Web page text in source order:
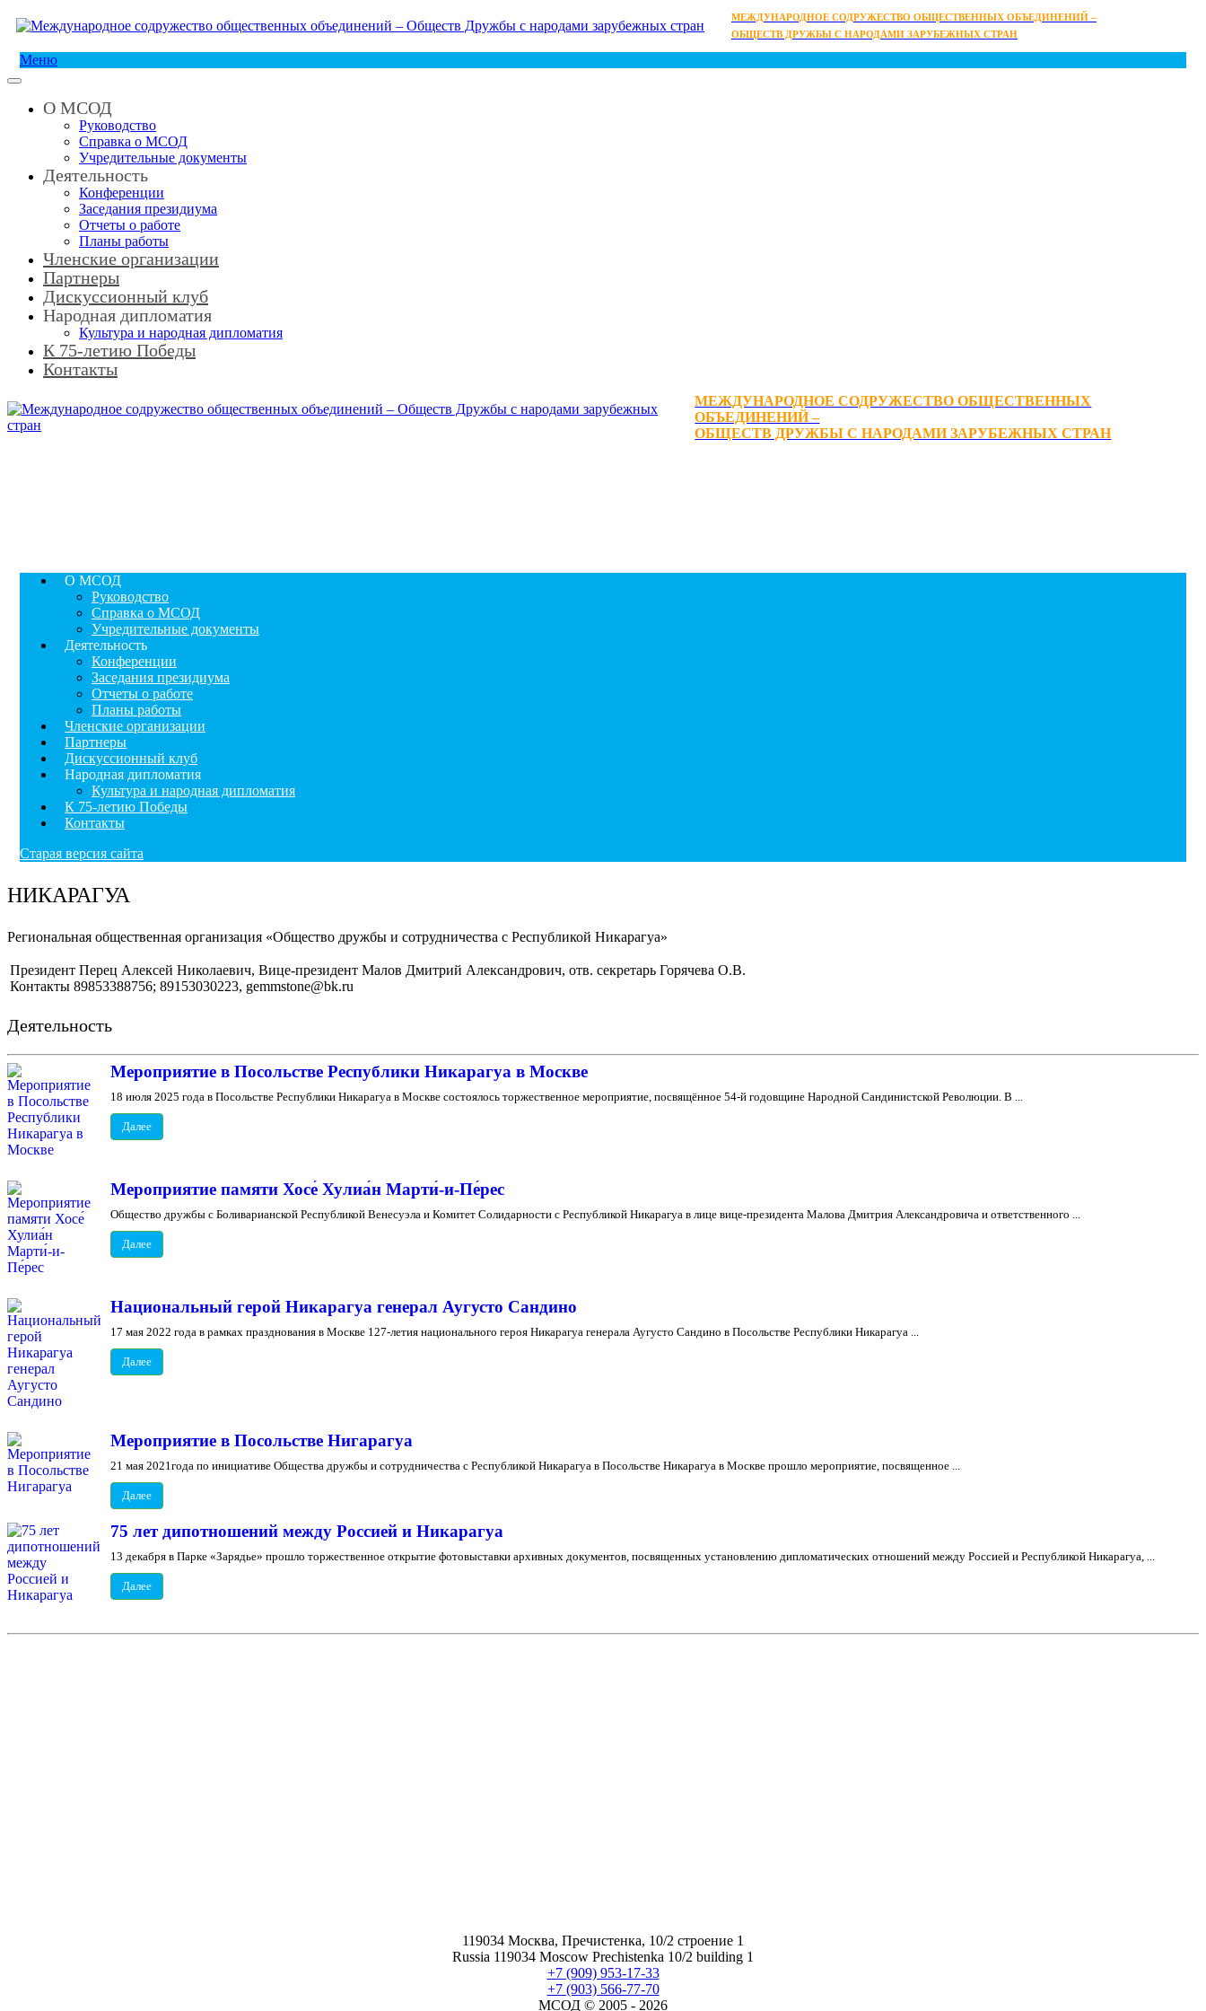
МЕЖДУНАРОДНОЕ СОДРУЖЕСТВО ОБЩЕСТВЕННЫХ ОБЪЕДИНЕНИЙ –
ОБЩЕСТВ ДРУЖБЫ С НАРОДАМИ ЗАРУБЕЖНЫХ СТРАН
Меню
О МСОД
Руководство
Справка о МСОД
Учредительные документы
Деятельность
Конференции
Заседания президиума
Отчеты о работе
Планы работы
Членские организации
Партнеры
Дискуссионный клуб
Народная дипломатия
Культура и народная дипломатия
К 75-летию Победы
Контакты
МЕЖДУНАРОДНОЕ СОДРУЖЕСТВО ОБЩЕСТВЕННЫХ
ОБЪЕДИНЕНИЙ –
ОБЩЕСТВ ДРУЖБЫ С НАРОДАМИ ЗАРУБЕЖНЫХ СТРАН
О МСОД
Руководство
Справка о МСОД
Учредительные документы
Деятельность
Конференции
Заседания президиума
Отчеты о работе
Планы работы
Членские организации
Партнеры
Дискуссионный клуб
Народная дипломатия
Культура и народная дипломатия
К 75-летию Победы
Контакты
Старая версия сайта
НИКАРАГУА
Региональная общественная организация «Общество дружбы и сотрудничества с Республикой Никарагуа»
Президент Перец Алексей Николаевич, Вице-президент Малов Дмитрий Александрович, отв. секретарь Горячева О.В.
Контакты 89853388756; 89153030223, gemmstone@bk.ru
Деятельность
Мероприятие в Посольстве Республики Никарагуа в Москве
18 июля 2025 года в Посольстве Республики Никарагуа в Москве состоялось торжественное мероприятие, посвящённое 54-й годовщине Народной Сандинистской Революции. В ...
Далее
Мероприятие памяти Хосе́ Хулиа́н Марти́-и-Пе́рес
Общество дружбы с Боливарианской Республикой Венесуэла и Комитет Солидарности с Республикой Никарагуа в лице вице-президента Малова Дмитрия Александровича и ответственного ...
Далее
Национальный герой Никарагуа генерал Аугусто Сандино
17 мая 2022 года в рамках празднования в Москве 127-летия национального героя Никарагуа генерала Аугусто Сандино в Посольстве Республики Никарагуа ...
Далее
Мероприятие в Посольстве Нигарагуа
21 мая 2021года по инициативе Общества дружбы и сотрудничества с Республикой Никарагуа в Посольстве Никарагуа в Москве прошло мероприятие, посвященное ...
Далее
75 лет дипотношений между Россией и Никарагуа
13 декабря в Парке «Зарядье» прошло торжественное открытие фотовыставки архивных документов, посвященных установлению дипломатических отношений между Россией и Республикой Никарагуа, ...
Далее
119034 Москва, Пречистенка, 10/2 строение 1
Russia 119034 Moscow Prechistenka 10/2 building 1
+7 (909) 953-17-33
+7 (903) 566-77-70
МСОД © 2005 - 2026